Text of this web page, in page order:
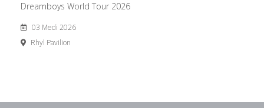
Dreamboys World Tour 2026
03 Medi 2026
Rhyl Pavilion